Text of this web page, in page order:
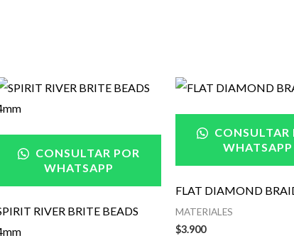
CONSULTAR POR
WHATSAPP
RIVER BRITE BEADS
CONSULTAR
WHATSAPP
FLAT DIAMOND
MATERIALES
$3.900